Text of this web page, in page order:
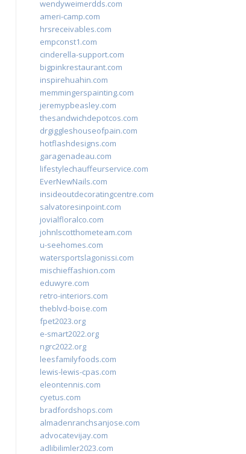
wendyweimerdds.com
ameri-camp.com
hrsreceivables.com
empconst1.com
cinderella-support.com
bigpinkrestaurant.com
inspirehuahin.com
memmingerspainting.com
jeremypbeasley.com
thesandwichdepotcos.com
drgiggleshouseofpain.com
hotflashdesigns.com
garagenadeau.com
lifestylechauffeurservice.com
EverNewNails.com
insideoutdecoratingcentre.com
salvatoresinpoint.com
jovialfloralco.com
johnlscotthometeam.com
u-seehomes.com
watersportslagonissi.com
mischieffashion.com
eduwyre.com
retro-interiors.com
theblvd-boise.com
fpet2023.org
e-smart2022.org
ngrc2022.org
leesfamilyfoods.com
lewis-lewis-cpas.com
eleontennis.com
cyetus.com
bradfordshops.com
almadenranchsanjose.com
advocatevijay.com
adlibilimler2023.com